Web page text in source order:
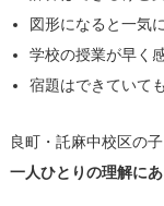
図形になると一気
学校の授業が早く
宿題はできていて
良町・託麻中校区の
一人ひとりの理解に